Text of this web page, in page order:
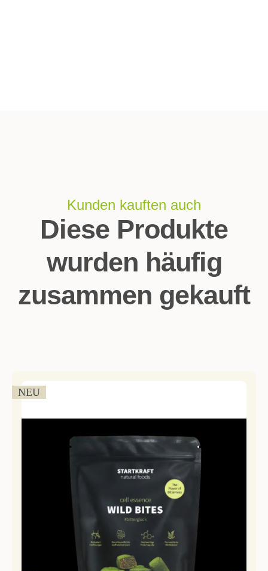
Kunden kauften auch
Diese Produkte
wurden häufig
zusammen gekauft
NEU